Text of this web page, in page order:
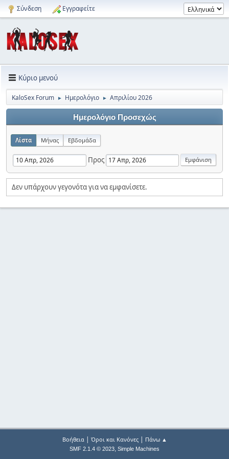
Σύνδεση Εγγραφείτε
Κύριο μενού
KaloSex Forum ► Ημερολόγιο ► Απριλίου 2026
Ημερολόγιο Προσεχώς
Λίστα Μήνας Εβδομάδα
Προς
Δεν υπάρχουν γεγονότα για να εμφανίσετε.
Βοήθεια| Όροι και Κανόνες| Πάνω ▲
SMF 2.1.4 © 2023, Simple Machines